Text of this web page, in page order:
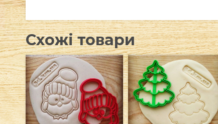
Схожі товари